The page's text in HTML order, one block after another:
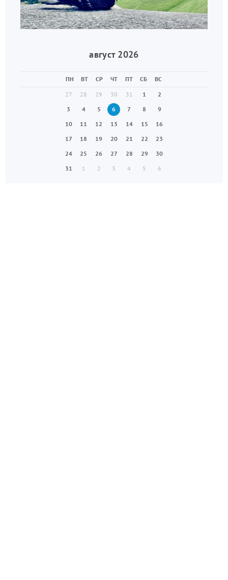
август 2026
ПН ВТ СР ЧТ ПТ СБ
ВС
27
28 29 30 31 1
2
3
4 5 6 7 8
9
10
11 12 13 14 15
16
17
18 19 20 21 22
23
24
25 26 27 28 29
30
31
1 2 3 4 5 6